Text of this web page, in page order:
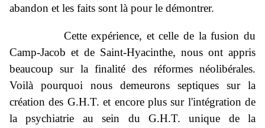
abandon et les faits sont là pour le démontrer.
Cette expérience, et celle de la fusion du
Camp-Jacob et de Saint-Hyacinthe, nous ont appris
beaucoup sur la finalité des réformes néolibérales.
Voilà pourquoi nous demeurons septiques sur la
création des G.H.T. et encore plus sur l'intégration de
la psychiatrie au sein du G.H.T. unique de la